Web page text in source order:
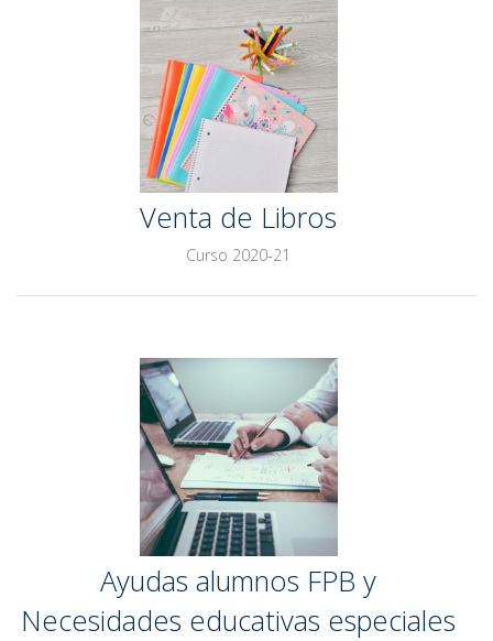
Venta de Libros
Curso 2020-21
Ayudas alumnos FPB y
Necesidades educativas especiales